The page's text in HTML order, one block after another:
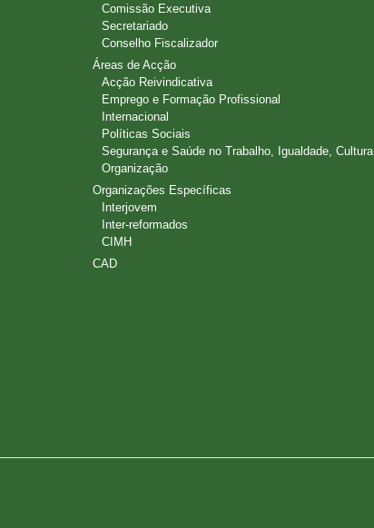
Comissão Executiva
Secretariado
Conselho Fiscalizador
Áreas de Acção
Acção Reivindicativa
Emprego e Formação Profissional
Internacional
Políticas Sociais
Segurança e Saúde no Trabalho, Igualdade, Cultura
Organização
Organizações Específicas
Interjovem
Inter-reformados
CIMH
CAD